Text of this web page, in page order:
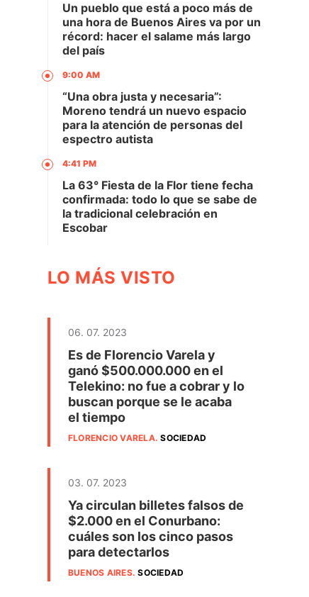
Un pueblo que está a poco más de
una hora de Buenos Aires va por un
récord: hacer el salame más largo
del país
9:00 AM
“Una obra justa y necesaria”:
Moreno tendrá un nuevo espacio
para la atención de personas del
espectro autista
4:41 PM
La 63° Fiesta de la Flor tiene fecha
confirmada: todo lo que se sabe de
la tradicional celebración en
Escobar
LO MÁS VISTO
06. 07. 2023
Es de Florencio Varela y
ganó $500.000.000 en el
Telekino: no fue a cobrar y lo
buscan porque se le acaba
el tiempo
FLORENCIO VARELA.SOCIEDAD
03. 07. 2023
Ya circulan billetes falsos de
$2.000 en el Conurbano:
cuáles son los cinco pasos
para detectarlos
BUENOS AIRES.SOCIEDAD